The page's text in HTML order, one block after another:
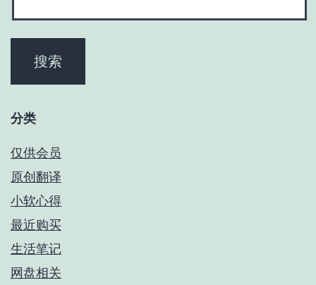
分类
仅供会员
原创翻译
小软心得
最近购买
生活笔记
网盘相关